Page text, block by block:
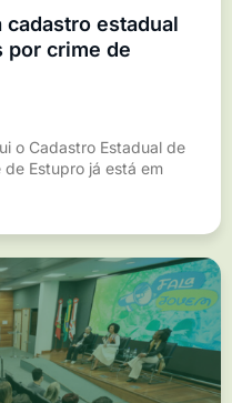
cadastro estadual
por crime de
o Cadastro Estadual de
de Estupro já está em